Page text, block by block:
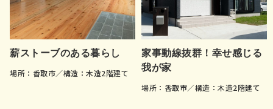
薪ストーブのある暮らし
場所：香取市／構造：木造2階建て
家事動線抜群！幸せ感じる
我が家
場所：香取市／構造：木造2階建て